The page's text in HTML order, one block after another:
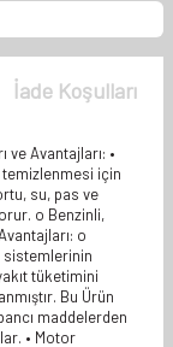
İade Koşulları
ve Avantajları: •
temizlenmesi için
su, pas ve
o Benzinli,
o
sistemlerinin
tüketimini
Bu Ürün
maddelerden
• Motor